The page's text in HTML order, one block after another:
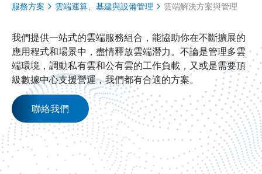
服務方案 雲端運算、基建與設備管理 雲端解決方案與管理
我們提供一站式的雲端服務組合，能協助你在不斷擴展的
應用程式和場景中，盡情釋放雲端潛力。不論是管理多雲
端環境，調動私有雲和公有雲的工作負載，又或是需要頂
級數據中心支援營運，我們都有合適的方案。
聯絡我們